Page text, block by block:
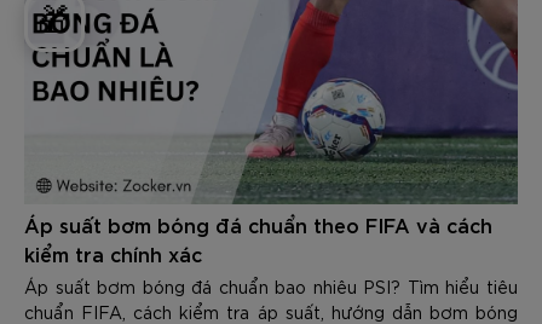
🎁
Áp suất bơm bóng đá chuẩn theo FIFA và cách
kiểm tra chính xác
Áp suất bơm bóng đá chuẩn bao nhiêu PSI? Tìm hiểu tiêu
chuẩn FIFA, cách kiểm tra áp suất, hướng dẫn bơm bóng